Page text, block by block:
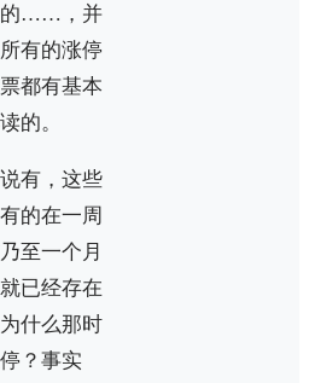
的……，并
有的涨停
都有基本
的。
有，这些
的在一周
至一个月
已经存在
什么那时
？事实